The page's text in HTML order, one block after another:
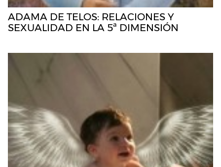
ADAMA DE TELOS: RELACIONES Y
SEXUALIDAD EN LA 5ª DIMENSIÓN